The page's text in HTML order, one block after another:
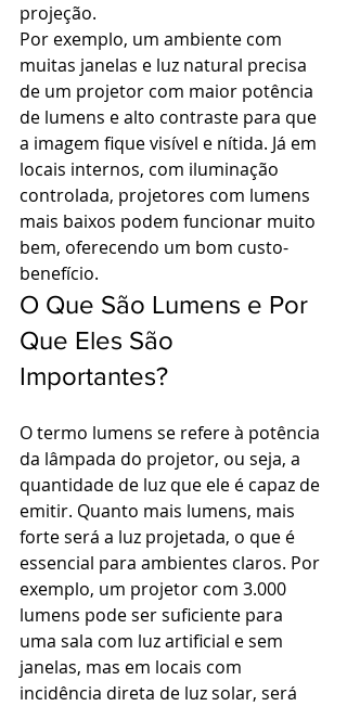
projeção.
Por exemplo, um ambiente com
muitas janelas e luz natural precisa
de um projetor com maior potência
de lumens e alto contraste para que
a imagem fique visível e nítida. Já em
locais internos, com iluminação
controlada, projetores com lumens
mais baixos podem funcionar muito
bem, oferecendo um bom custo-
benefício.
O Que São Lumens e Por
Que Eles São
Importantes?
O termo lumens se refere à potência
da lâmpada do projetor, ou seja, a
quantidade de luz que ele é capaz de
emitir. Quanto mais lumens, mais
forte será a luz projetada, o que é
essencial para ambientes claros. Por
exemplo, um projetor com 3.000
lumens pode ser suficiente para
uma sala com luz artificial e sem
janelas, mas em locais com
incidência direta de luz solar, será